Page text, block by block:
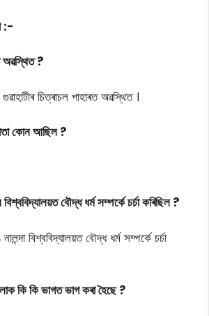
:-
অৱস্থিত ?
চিত্ৰাচল পাহাৰত অৱস্থিত ।
কোন আছিল ?
বৌদ্ধ ধৰ্ম সম্পৰ্কে চৰ্চা কৰিছিল ?
বিশ্ববিদ্যালয়ত বৌদ্ধ ধৰ্ম সম্পৰ্কে চৰ্চা
কি কি ভাগত ভাগ কৰা হৈছে ?